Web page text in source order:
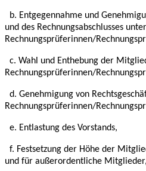
b. Entgegennahme und
und des Rechnungsabschlusses
Rechnungsprüferinnen/
c. Wahl und Enthebung der
Rechnungsprüferinnen/
d. Genehmigung von
Rechnungsprüferinnen/
e. Entlastung des Vorstands,
f. Festsetzung der Höhe der
und für außerordentliche Mitglieder,